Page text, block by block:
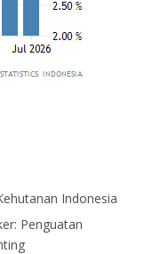
Indonesia
Penguatan